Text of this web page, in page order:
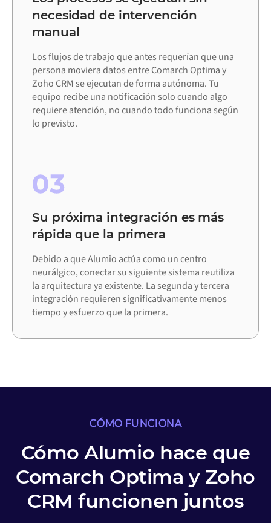
necesidad de intervención
manual
Los flujos de trabajo que antes requerían que una
persona moviera datos entre Comarch Optima y
Zoho CRM se ejecutan de forma autónoma. Tu
equipo recibe una notificación solo cuando algo
requiere atención, no cuando todo funciona según
lo previsto.
03
Su próxima integración es más
rápida que la primera
Debido a que Alumio actúa como un centro
neurálgico, conectar su siguiente sistema reutiliza
la arquitectura ya existente. La segunda y tercera
integración requieren significativamente menos
tiempo y esfuerzo que la primera.
CÓMO FUNCIONA
Cómo Alumio hace que
Comarch Optima y Zoho
CRM funcionen juntos